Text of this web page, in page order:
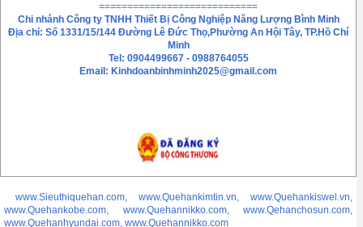
============================
Chi nhánh Công ty TNHH Thiết Bị Công Nghiệp Năng Lượng Bình Minh
Địa chỉ: Số 1331/15/144 Đường Lê Đức Thọ,Phường An Hội Tây, TP.Hồ Chí
Minh
Tel: 0904499667 - 0988764055
Email: Kinhdoanbinhminh2025@gmail.com
www.Sieuthiquehan.com, www.Quehankimtin.vn, www.Quehankiswel.vn,
www.Quehankobe.com, www.Quehannikko.com, www.Qehanchosun.com,
www.Quehanhyundai.com, www.Quehannikko.com